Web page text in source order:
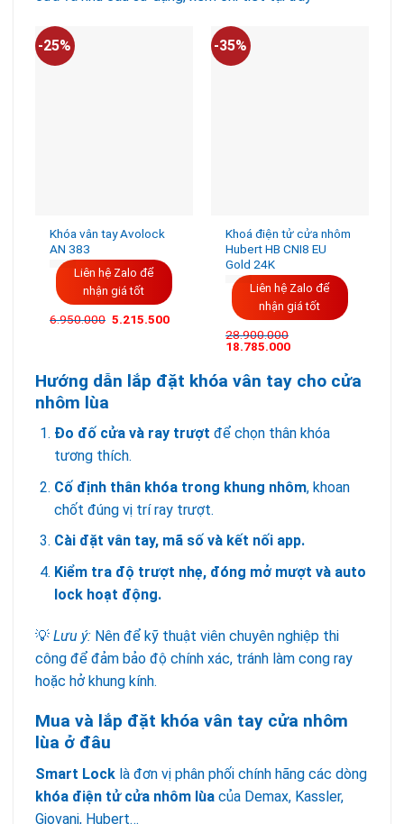
-25%
Khóa vân tay Avolock
AN 383
Liên hệ Zalo để
nhận giá tốt
6.950.000 Giá
5.215.500Giá
-35%
Khoá điện tử cửa nhôm
Hubert HB CNI8 EU
Gold 24K
Liên hệ Zalo để
nhận giá tốt
28.900.000
Giá
28.900.000VND.
18.785.000Giá
là:
Hướng dẫn lắp đặt khóa vân tay cho cửa
nhôm lùa
Đo đố cửa và ray trượt để chọn thân khóa
tương thích.
Cố định thân khóa trong khung nhôm, khoan
chốt đúng vị trí ray trượt.
Cài đặt vân tay, mã số và kết nối app.
Kiểm tra độ trượt nhẹ, đóng mở mượt và auto
lock hoạt động.
💡 Lưu ý: Nên để kỹ thuật viên chuyên nghiệp thi
công để đảm bảo độ chính xác, tránh làm cong ray
hoặc hở khung kính.
Mua và lắp đặt khóa vân tay cửa nhôm
lùa ở đâu
Smart Lock là đơn vị phân phối chính hãng các dòng
khóa điện tử cửa nhôm lùa của Demax, Kassler,
Giovani, Hubert…